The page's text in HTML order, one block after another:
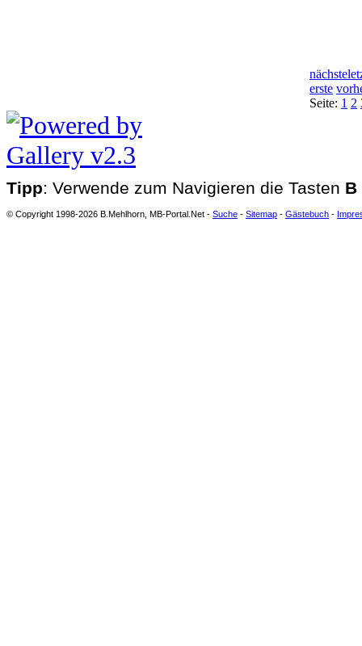
nächste
erste
Seite: 1 2
Tipp: Verwende zum Navigieren die Tasten B
© Copyright 1998-2026 B.Mehlhorn, MB-Portal.Net - Suche - Sitemap - Gästebuch -